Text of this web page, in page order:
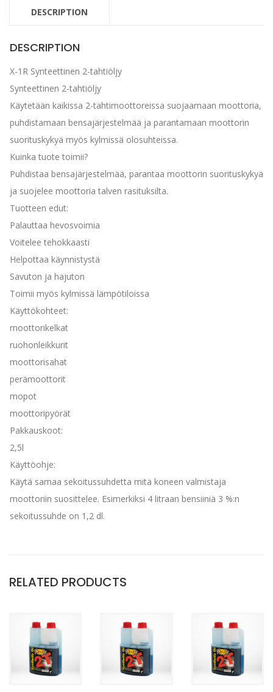
DESCRIPTION
DESCRIPTION
X-1R Synteettinen 2-tahtiöljy
Synteettinen 2-tahtiöljy
Käytetään kaikissa 2-tahtimoottoreissa suojaamaan moottoria,
puhdistamaan bensajärjestelmää ja parantamaan moottorin
suorituskykyä myös kylmissä olosuhteissa.
Kuinka tuote toimii?
Puhdistaa bensajärjestelmää, parantaa moottorin suorituskykyä
ja suojelee moottoria talven rasituksilta.
Tuotteen edut:
Palauttaa hevosvoimia
Voitelee tehokkaasti
Helpottaa käynnistystä
Savuton ja hajuton
Toimii myös kylmissä lämpötiloissa
Käyttökohteet:
moottorikelkat
ruohonleikkurit
moottorisahat
perämoottorit
mopot
moottoripyörät
Pakkauskoot:
2,5l
Käyttöohje:
Käytä samaa sekoitussuhdetta mitä koneen valmistaja
moottoriin suosittelee. Esimerkiksi 4 litraan bensiiniä 3 %:n
sekoitussuhde on 1,2 dl.
RELATED PRODUCTS